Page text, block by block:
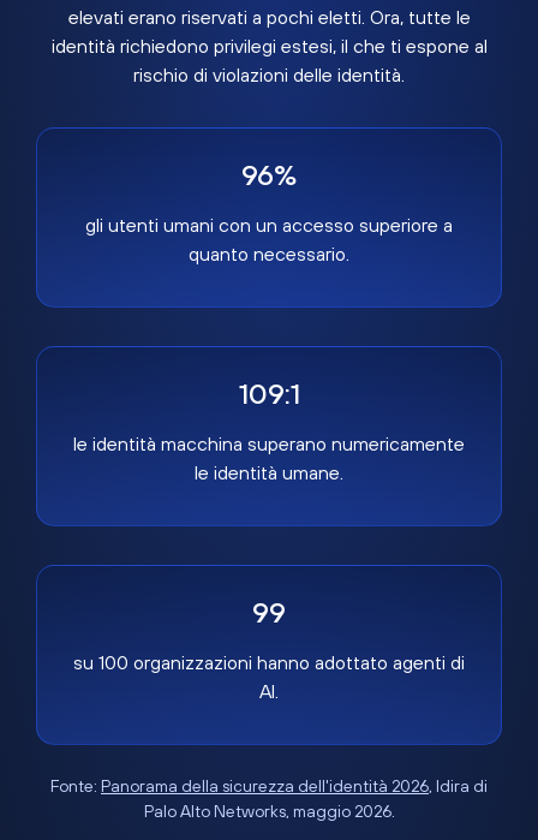
elevati erano riservati a pochi eletti. Ora, tutte le
identità richiedono privilegi estesi, il che ti espone al
rischio di violazioni delle identità.
96%
gli utenti umani con un accesso superiore a
quanto necessario.
109:1
le identità macchina superano numericamente
le identità umane.
99
su 100 organizzazioni hanno adottato agenti di
AI.
Fonte: Panorama della sicurezza dell'identità 2026, Idira di
Palo Alto Networks, maggio 2026.